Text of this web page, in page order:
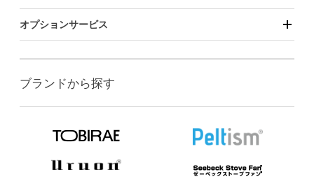
オプションサービス
ブランドから探す